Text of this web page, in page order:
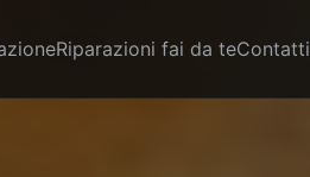
Riparazioni fai da teContatti